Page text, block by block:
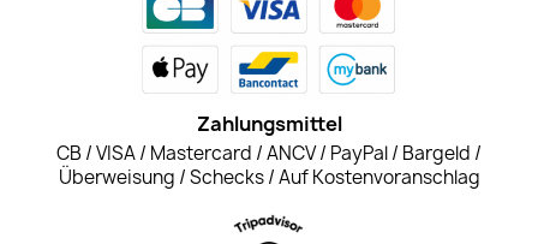
Zahlungsmittel
CB / VISA / Mastercard / ANCV / PayPal / Bargeld /
Überweisung / Schecks / Auf Kostenvoranschlag